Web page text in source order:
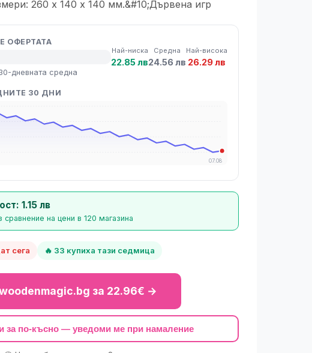
260 х 140 х 140 мм.&#10;Дървена игр
ОФЕРТАТА
дневната средна
Най-ниска
22.85 лв
Средна
24.56 лв
Най-висока
26.29 лв
30 ДНИ
07.08
1.15 лв
сравнение на цени в 120 магазина
сега 🔥 33 купиха тази седмица
за 22.96€ →
за по-късно — уведоми ме при намаление